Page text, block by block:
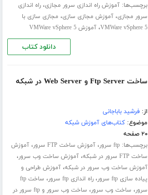
برچسب‌ها:آموزش راه اندازی سرور مجازی،راه اندازی
سرور مجازی،آموزش مجازی سازی، مجازی سازی با
VMWare vSphere 5،آموزش VMWare vSphere 5
دانلود کتاب
دانلود کتاب آموزش ساخت Ftp Server و Web Server در شبکه
از:فرشید باباجانی
موضوع:کتاب‌های آموزش شبکه
۲۰ صفحه
برچسب‌ها:ftp سرور ،آموزش ساخت FTP سرور ،آموزش
ساخت FTP سرور در شبکه
،آموزش ساخت وب سرور،
آموزش ساخت وب سرور در شبکه،آموزش طراحی و
پیاده سازی ftp سرور
،راه اندازی ftp سرور ،
ساخت ftp
سرور، ساخت وب سرور، ساخت وب سرور و ftp سرور در